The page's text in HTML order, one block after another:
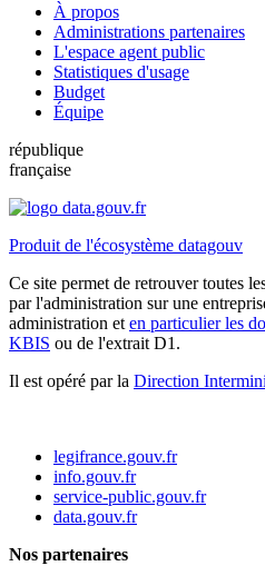
À propos
Administrations partenaires
L'espace agent public
Statistiques d'usage
Budget
Équipe
république
française
Produit de l'écosystème datagouv
Ce site permet de retrouver toutes
par l'administration sur une
administration et en particulier les
KBIS ou de l'extrait D1.
Il est opéré par la Direction
legifrance.gouv.fr
info.gouv.fr
service-public.gouv.fr
data.gouv.fr
Nos partenaires